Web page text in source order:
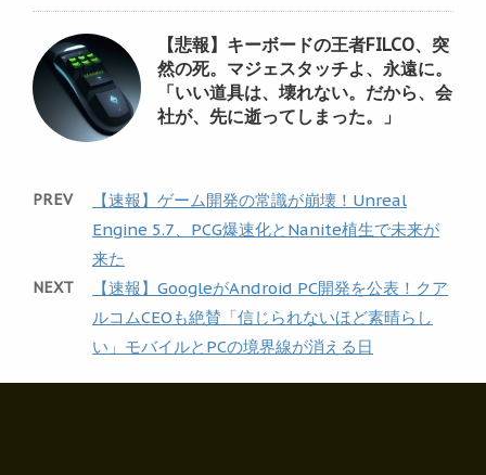
【悲報】キーボードの王者FILCO、突
然の死。マジェスタッチよ、永遠に。
「いい道具は、壊れない。だから、会
社が、先に逝ってしまった。」
PREV
【速報】ゲーム開発の常識が崩壊！Unreal
Engine 5.7、PCG爆速化とNanite植生で未来が
来た
NEXT
【速報】GoogleがAndroid PC開発を公表！クア
ルコムCEOも絶賛「信じられないほど素晴らし
い」モバイルとPCの境界線が消える日